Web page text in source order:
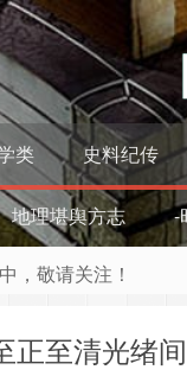
类 史料纪传
地理堪舆方志 -
，敬请关注！
正至清光绪